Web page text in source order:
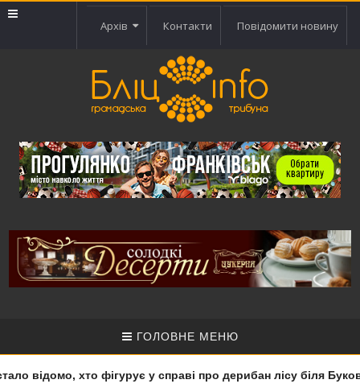
Архів Контакти Повідомити новину
ГОЛОВНЕ МЕНЮ
відомо, хто фігурує у справі про дерибан лісу біля